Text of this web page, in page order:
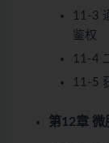
11-3
鉴权
11-4
11-5
第12章 微